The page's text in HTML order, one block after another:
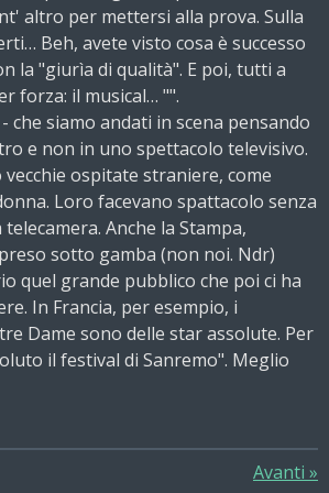
altro per mettersi alla prova. Sulla
Beh, avete visto cosa è successo
la "giurìa di qualità". E poi, tutti a
forza: il musical… "".
che siamo andati in scena pensando
e non in uno spettacolo televisivo.
ospitate straniere, come
Loro facevano spattacolo senza
Anche la Stampa,
sotto gamba (non noi. Ndr)
quel grande pubblico che poi ci ha
In Francia, per esempio, i
Dame sono delle star assolute. Per
il festival di Sanremo". Meglio
Avanti »